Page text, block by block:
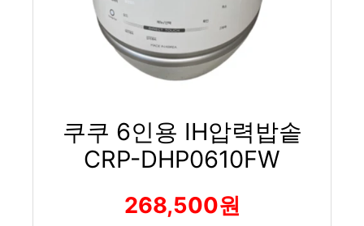
쿠쿠 6인용 IH압력밥솥
CRP-DHP0610FW
268,500원